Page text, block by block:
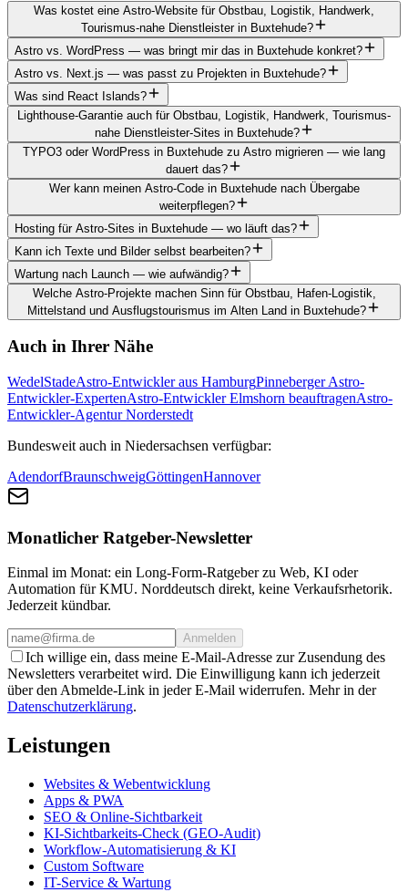
Was kostet eine Astro-Website für Obstbau, Logistik, Handwerk,
Tourismus-nahe Dienstleister in Buxtehude?
Astro vs. WordPress — was bringt mir das in Buxtehude konkret?
Astro vs. Next.js — was passt zu Projekten in Buxtehude?
Was sind React Islands?
Lighthouse-Garantie auch für Obstbau, Logistik, Handwerk, Tourismus-
nahe Dienstleister-Sites in Buxtehude?
TYPO3 oder WordPress in Buxtehude zu Astro migrieren — wie lang
dauert das?
Wer kann meinen Astro-Code in Buxtehude nach Übergabe
weiterpflegen?
Hosting für Astro-Sites in Buxtehude — wo läuft das?
Kann ich Texte und Bilder selbst bearbeiten?
Wartung nach Launch — wie aufwändig?
Welche Astro-Projekte machen Sinn für Obstbau, Hafen-Logistik,
Mittelstand und Ausflugstourismus im Alten Land in Buxtehude?
Auch in Ihrer Nähe
WedelStadeAstro-Entwickler aus HamburgPinneberger Astro-
Entwickler-ExpertenAstro-Entwickler Elmshorn beauftragenAstro-
Entwickler-Agentur Norderstedt
Bundesweit auch in Niedersachsen verfügbar:
AdendorfBraunschweigGöttingenHannover
Monatlicher Ratgeber-Newsletter
Einmal im Monat: ein Long-Form-Ratgeber zu Web, KI oder
Automation für KMU. Norddeutsch direkt, keine Verkaufsrhetorik.
Jederzeit kündbar.
Anmelden
Ich willige ein, dass meine E-Mail-Adresse zur Zusendung des
Newsletters verarbeitet wird. Die Einwilligung kann ich jederzeit
über den Abmelde-Link in jeder E-Mail widerrufen. Mehr in der
Datenschutzerklärung.
Leistungen
Websites & Webentwicklung
Apps & PWA
SEO & Online-Sichtbarkeit
KI-Sichtbarkeits-Check (GEO-Audit)
Workflow-Automatisierung & KI
Custom Software
IT-Service & Wartung